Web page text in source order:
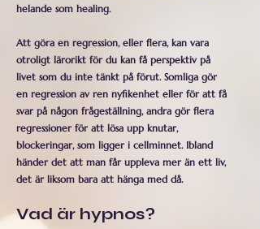
helande som healing.
Att göra en regression, eller flera, kan vara
otroligt lärorikt för du kan få perspektiv på
livet som du inte tänkt på förut. Somliga gör
en regression av ren nyfikenhet eller för att få
svar på någon frågeställning, andra gör flera
regressioner för att lösa upp knutar,
blockeringar, som ligger i cellminnet. Ibland
händer det att man får uppleva mer än ett liv,
det är liksom bara att hänga med då.
Vad är hypnos?